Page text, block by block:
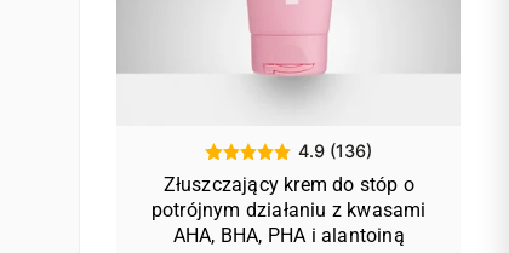
4.9 (136)
Złuszczający krem do stóp o
potrójnym działaniu z kwasami
AHA, BHA, PHA i alantoiną